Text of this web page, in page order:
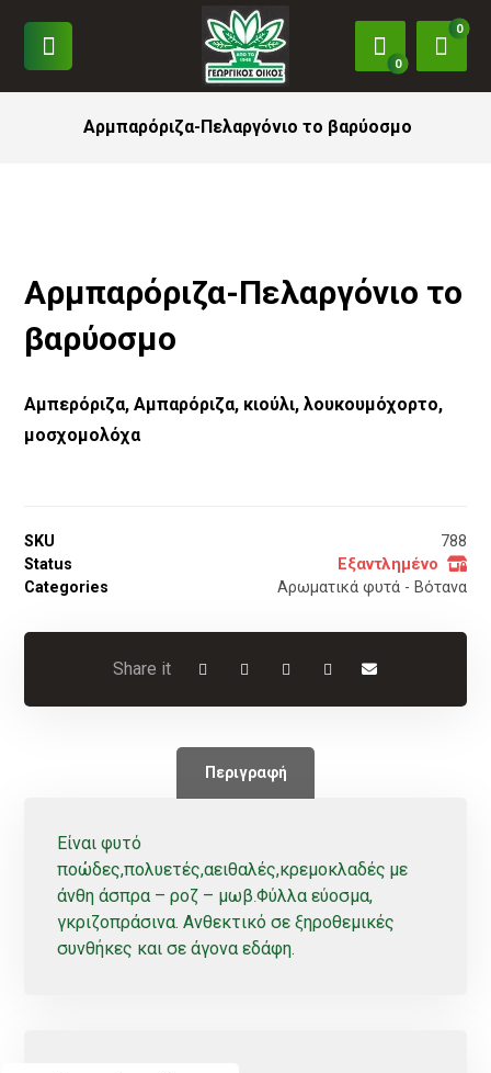
Αρμπαρόριζα-Πελαργόνιο το βαρύοσμο
Αρμπαρόριζα-Πελαργόνιο το
βαρύοσμο
Αμπερόριζα, Αμπαρόριζα, κιούλι, λουκουμόχορτο,
μοσχομολόχα
SKU
788
Status
Εξαντλημένο
Categories
Αρωματικά φυτά - Βότανα
Περιγραφή
Είναι φυτό
ποώδες,πολυετές,αειθαλές,κρεμοκλαδές με
άνθη άσπρα – ροζ – μωβ .Φύλλα εύοσμα,
γκριζοπράσινα. Ανθεκτικό σε ξηροθεμικές
συνθήκες και σε άγονα εδάφη.